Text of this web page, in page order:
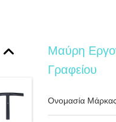
Μαύρη
Γραφείου
Ονομασία